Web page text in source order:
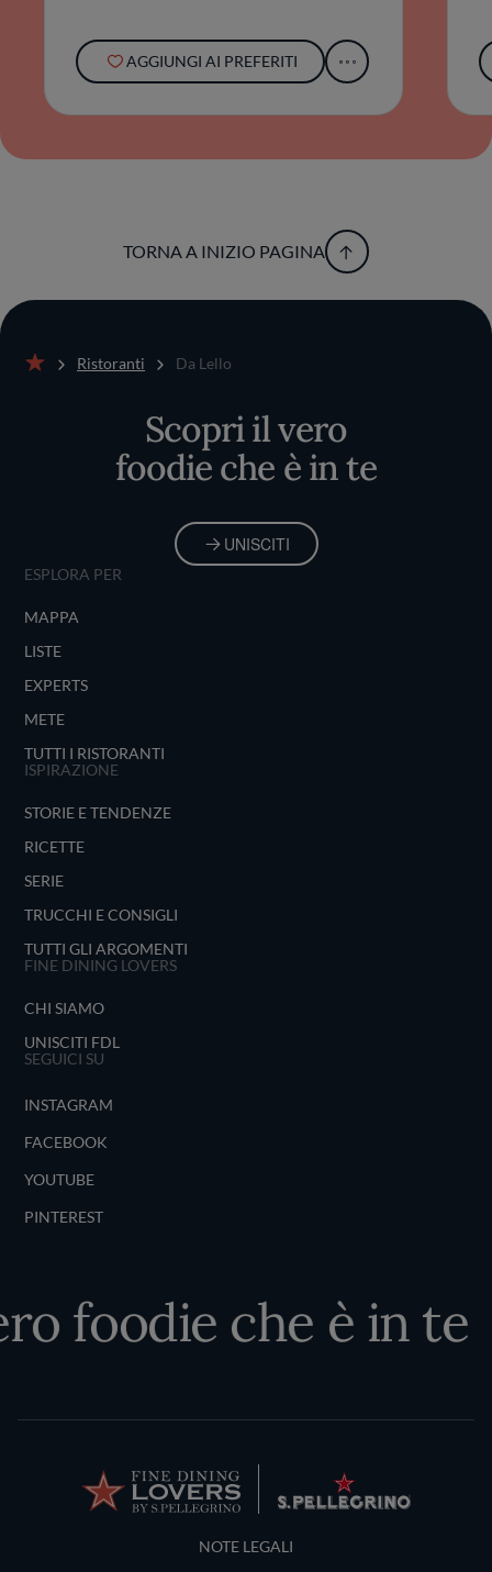
AGGIUNGI AI PREFERITI
TORNA A INIZIO PAGINA
Ristoranti Da Lello
Scopri il vero
foodie che è in te
UNISCITI
ESPLORA PER
MAPPA
LISTE
EXPERTS
METE
TUTTI I RISTORANTI
ISPIRAZIONE
STORIE E TENDENZE
RICETTE
SERIE
TRUCCHI E CONSIGLI
TUTTI GLI ARGOMENTI
FINE DINING LOVERS
CHI SIAMO
UNISCITI FDL
SEGUICI SU
INSTAGRAM
FACEBOOK
YOUTUBE
PINTEREST
foodie che è in te
Terms and Conditions
NOTE LEGALI